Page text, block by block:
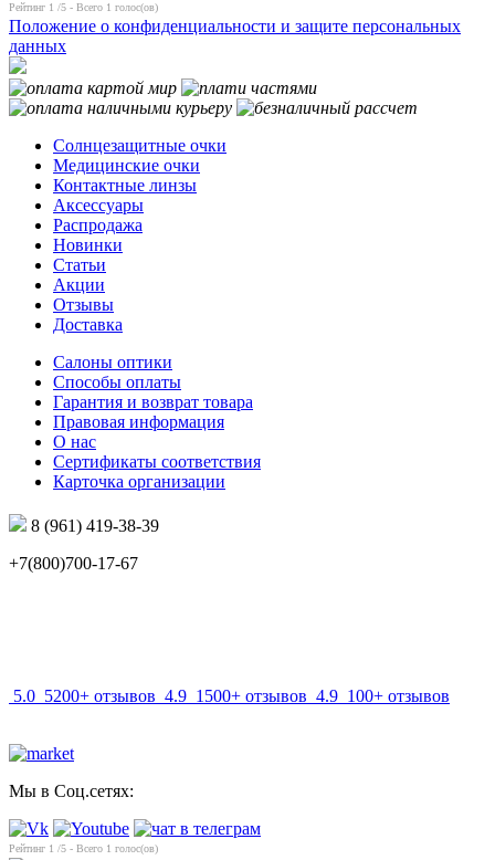
Рейтинг 1 /5 - Всего 1 голос(ов)
Положение о конфиденциальности и защите персональных
данных
Солнцезащитные очки
Медицинские очки
Контактные линзы
Аксессуары
Распродажа
Новинки
Статьи
Акции
Отзывы
Доставка
Салоны оптики
Способы оплаты
Гарантия и возврат товара
Правовая информация
О нас
Сертификаты соответствия
Карточка организации
8 (961) 419-38-39
+7(800)700-17-67
5.0 5200+ отзывов 4.9 1500+ отзывов 4.9 100+ отзывов
Мы в Соц.сетях:
Рейтинг 1 /5 - Всего 1 голос(ов)